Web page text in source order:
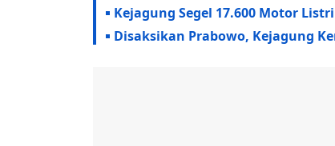
Kejagung Segel 17.600 Motor
Disaksikan Prabowo, Kejagung